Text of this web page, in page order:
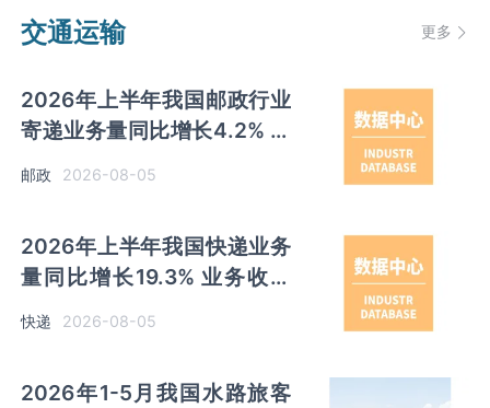
交通运输 更多
2026年上半年我国邮政行业
寄递业务量同比增长4.2% 业
务收入同比增长6%
邮政 2026-08-05
2026年上半年我国快递业务
量同比增长19.3% 业务收入
同比增长7.3%
快递 2026-08-05
2026年1-5月我国水路旅客